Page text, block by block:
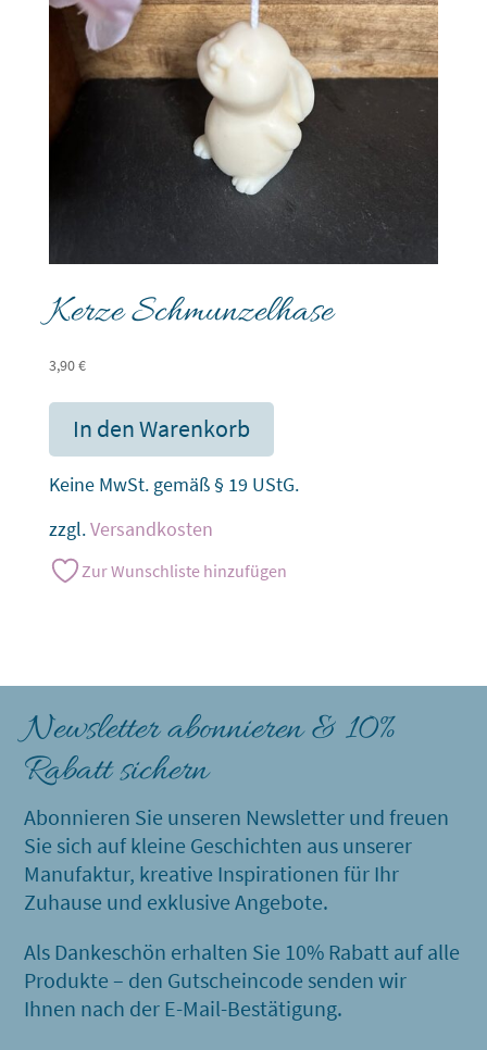
Kerze Schmunzelhase
3,90€
In den Warenkorb
Keine MwSt. gemäß § 19 UStG.
zzgl.Versandkosten
Zur Wunschliste hinzufügen
Newsletter abonnieren & 10%
Rabatt sichern
Abonnieren Sie unseren Newsletter und freuen
Sie sich auf kleine Geschichten aus unserer
Manufaktur, kreative Inspirationen für Ihr
Zuhause und exklusive Angebote.
Als Dankeschön erhalten Sie 10% Rabatt auf alle
Produkte – den Gutscheincode senden wir
Ihnen nach der E-Mail-Bestätigung.